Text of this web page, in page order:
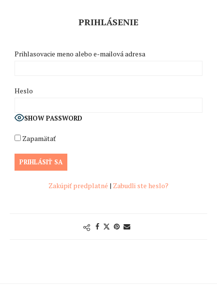
PRIHLÁSENIE
Prihlasovacie meno alebo e-mailová adresa
Heslo
SHOW PASSWORD
Zapamätať
Zakúpiť predplatné | Zabudli ste heslo?